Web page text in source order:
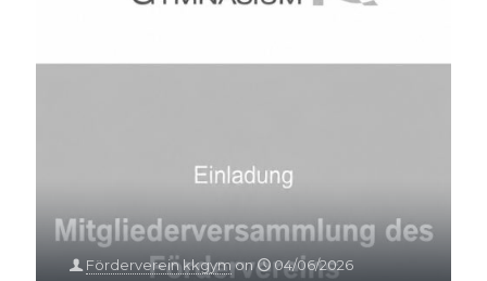
Förderverein kkgymon 04/06/2026